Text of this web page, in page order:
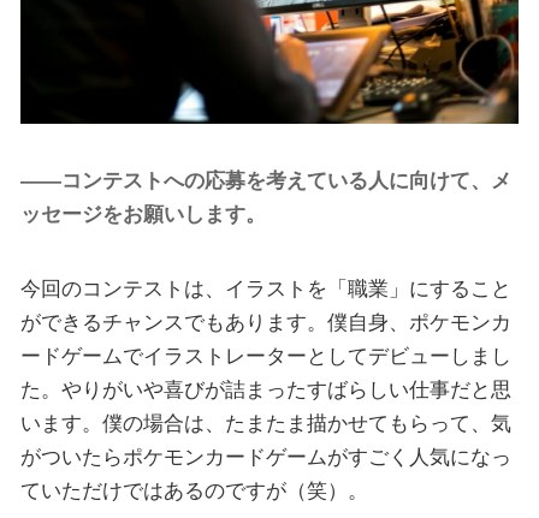
——コンテストへの応募を考えている人に向けて、メ
ッセージをお願いします。
今回のコンテストは、イラストを「職業」にすること
ができるチャンスでもあります。僕自身、ポケモンカ
ードゲームでイラストレーターとしてデビューしまし
た。やりがいや喜びが詰まったすばらしい仕事だと思
います。僕の場合は、たまたま描かせてもらって、気
がついたらポケモンカードゲームがすごく人気になっ
ていただけではあるのですが（笑）。